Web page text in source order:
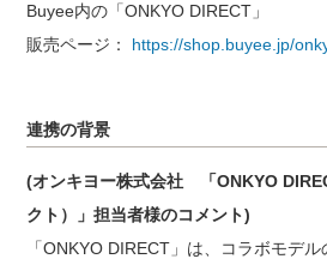
Buyee内の「ONKYO DIRECT」
販売ページ： https://shop.buyee.jp/
連携の背景
(オンキヨー株式会社 「ONKYO
クト）」担当者様のコメント)
「ONKYO DIRECT」は、コラボモデ